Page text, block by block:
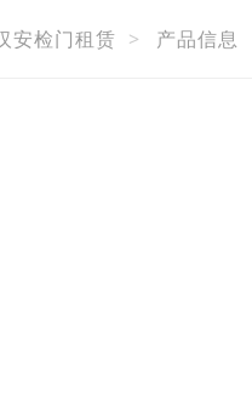
安检门租赁 > 产品信息